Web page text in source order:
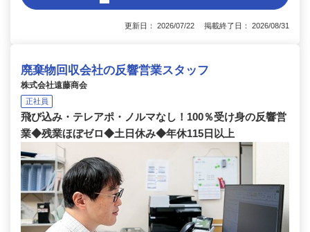
更新日： 2026/07/22 掲載終了日： 2026/08/31
廃棄物回収会社の反響営業スタッフ
株式会社遠藤商会
正社員
飛び込み・テレアポ・ノルマなし！100％受け身の反響営
業◆残業ほぼゼロ◆土日休み◆年休115日以上